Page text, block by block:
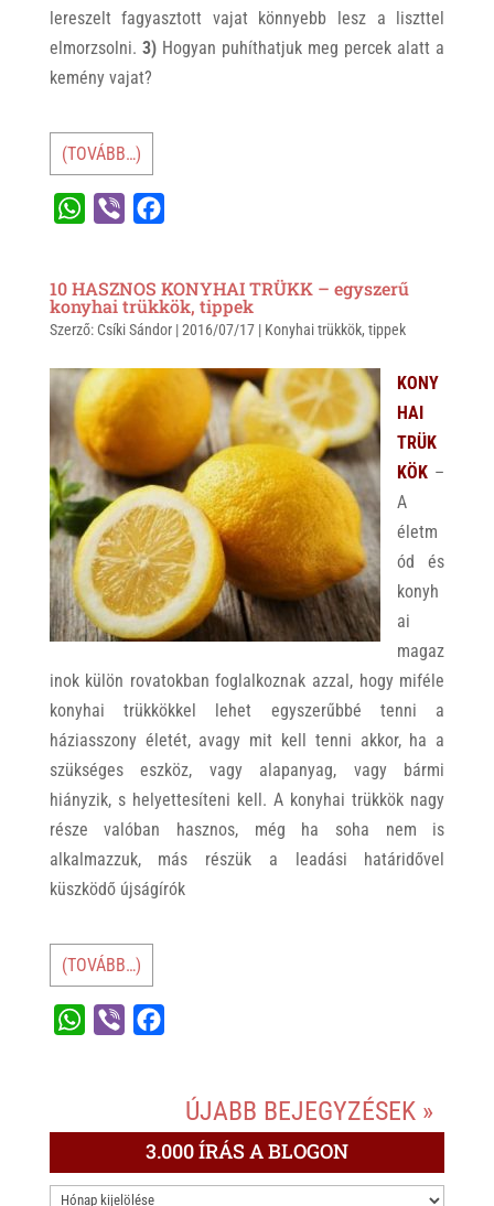
lereszelt fagyasztott vajat könnyebb lesz a liszttel
elmorzsolni. 3)Hogyan puhíthatjuk meg percek alatt a
kemény vajat?
(TOVÁBB…)
t
s
p
e
r
e
b
10 HASZNOS KONYHAI TRÜKK – egyszerű
konyhai trükkök, tippek
Szerző: Csíki Sándor|2016/07/17| Konyhai trükkök, tippek
KONY
HAI
TRÜK
KÖK –
A
életm
ód és
konyh
ai
magaz
inok külön rovatokban foglalkoznak azzal, hogy miféle
konyhai trükkökkel lehet egyszerűbbé tenni a
háziasszony életét, avagy mit kell tenni akkor, ha a
szükséges eszköz, vagy alapanyag, vagy bármi
hiányzik, s helyettesíteni kell. A konyhai trükkök nagy
része valóban hasznos, még ha soha nem is
alkalmazzuk, más részük a leadási határidővel
küszködő újságírók
(TOVÁBB…)
A
b
o
ÚJABB BEJEGYZÉSEK »
3.000 ÍRÁS A BLOGON
3.000